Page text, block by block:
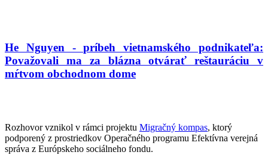
He Nguyen - príbeh vietnamského podnikateľa:
Považovali ma za blázna otvárať reštauráciu v
mŕtvom obchodnom dome
Rozhovor vznikol v rámci projektu Migračný kompas, ktorý
podporený z prostriedkov Operačného programu Efektívna verejná
správa z Európskeho sociálneho fondu.